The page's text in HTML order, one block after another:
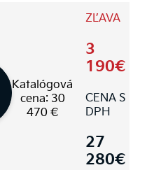
Katalógová
cena: 30
470 €
ZĽAVA
3
190€
CENA S
DPH
27
280€